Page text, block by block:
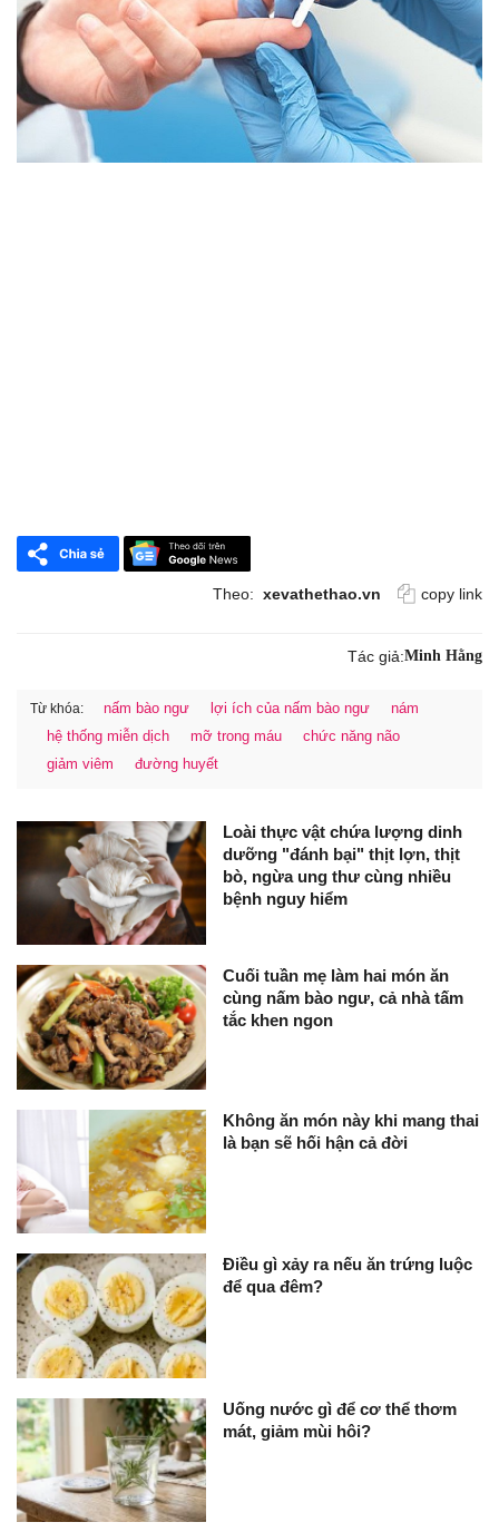
Theo: xevathethao.vn copy link
Tác giả:Minh Hằng
Từ khóa: nấm bào ngư lợi ích của nấm bào ngư
nám
hệ thống miễn dịch
mỡ trong máu
chức năng não
giảm viêm
đường huyết
Loài thực vật chứa lượng dinh
dưỡng "đánh bại" thịt lợn, thịt
bò, ngừa ung thư cùng nhiều
bệnh nguy hiểm
Cuối tuần mẹ làm hai món ăn
cùng nấm bào ngư, cả nhà tấm
tắc khen ngon
Không ăn món này khi mang thai
là bạn sẽ hối hận cả đời
Điều gì xảy ra nếu ăn trứng luộc
để qua đêm?
Uống nước gì để cơ thể thơm
mát, giảm mùi hôi?